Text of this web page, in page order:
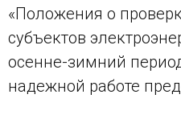
«Положения о
субъектов
осенне-зимний
надежной работе